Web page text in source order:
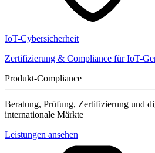
IoT-Cybersicherheit
Zertifizierung & Compliance für IoT-
Produkt-Compliance
Beratung, Prüfung, Zertifizierung und
internationale Märkte
Leistungen ansehen